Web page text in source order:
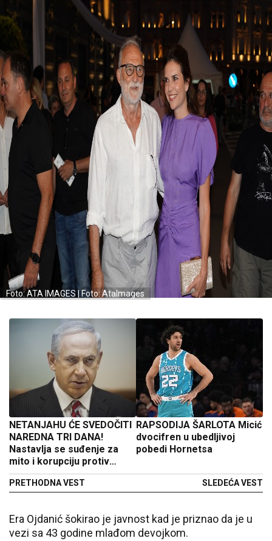
Foto: ATA IMAGES | Foto: AtaImages
NETANJAHU ĆE SVEDOČITI
NAREDNA TRI DANA!
Nastavlja se suđenje za
mito i korupciju protiv
izraelskog premijera
PRETHODNA VEST
RAPSODIJA ŠARLOTA Micić
dvocifren u ubedljivoj
pobedi Hornetsa
SLEDEĆA VEST
Era Ojdanić šokirao je javnost kad je priznao da je u
vezi sa 43 godine mlađom devojkom.